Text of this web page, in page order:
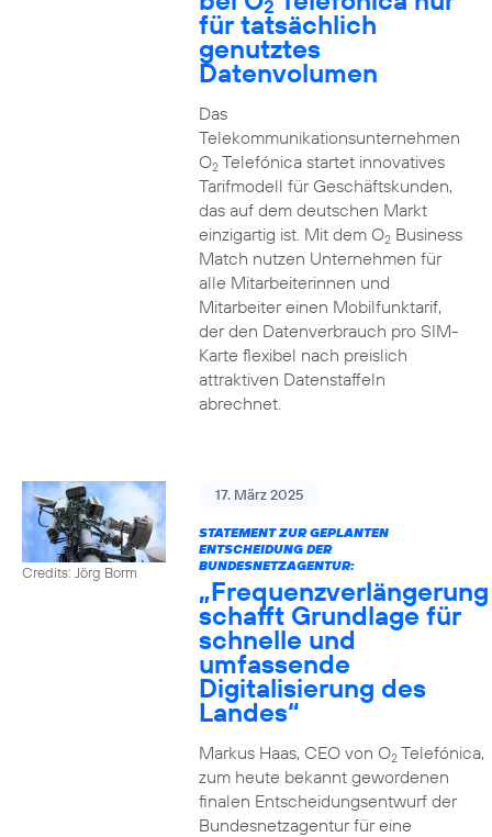
2
für tatsächlich
genutztes
Datenvolumen
Das
Telekommunikationsunternehmen
O2Telefónica startet innovatives
Tarifmodell für Geschäftskunden,
das auf dem deutschen Markt
einzigartig ist. Mit dem O2Business
Match nutzen Unternehmen für
alle Mitarbeiterinnen und
Mitarbeiter einen Mobilfunktarif,
der den Datenverbrauch pro SIM-
Karte flexibel nach preislich
attraktiven Datenstaffeln
abrechnet.
Credits: Jörg Borm
17. März 2025
STATEMENT ZUR GEPLANTEN
ENTSCHEIDUNG DER
BUNDESNETZAGENTUR:
„Frequenzverlängerung
schafft Grundlage für
schnelle und
umfassende
Digitalisierung des
Landes“
Markus Haas, CEO von O2Telefónica,
zum heute bekannt gewordenen
finalen Entscheidungsentwurf der
Bundesnetzagentur für eine